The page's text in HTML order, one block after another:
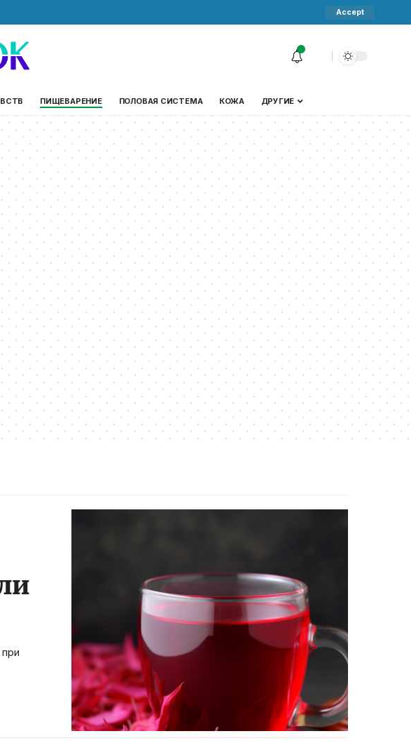
Accept
ПИЩЕВАРЕНИЕ ПОЛОВАЯ СИСТЕМА КОЖА ДРУГИЕ